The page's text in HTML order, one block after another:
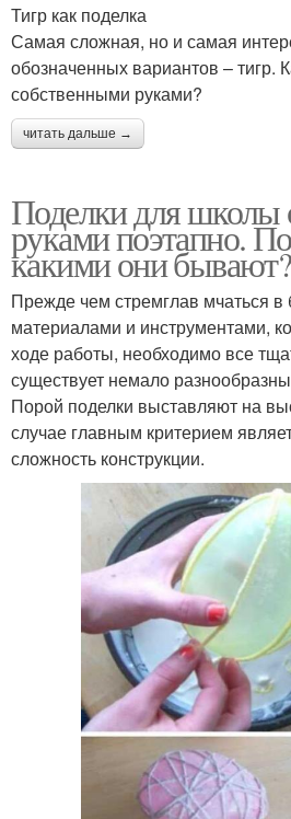
Тигр как поделка
Самая сложная, но и самая
обозначенных вариантов – тигр.
собственными руками?
читать дальше →
Поделки для школы
руками поэтапно.
какими они бывают?
Прежде чем стремглав мчаться
материалами и инструментами,
ходе работы, необходимо все
существует немало
Порой поделки выставляют на
случае главным критерием
сложность конструкции.